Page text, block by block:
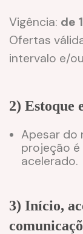
Vigência: de
Ofertas
intervalo e/
2) Estoque
Apesar do
projeção é
acelerado.
3) Início,